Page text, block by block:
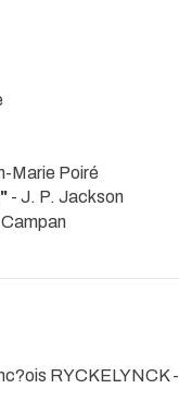
Marie Poiré
- J. P. Jackson
RYCKELYNCK -